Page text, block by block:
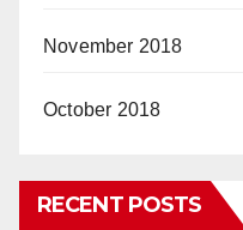
November 2018
October 2018
RECENT POSTS